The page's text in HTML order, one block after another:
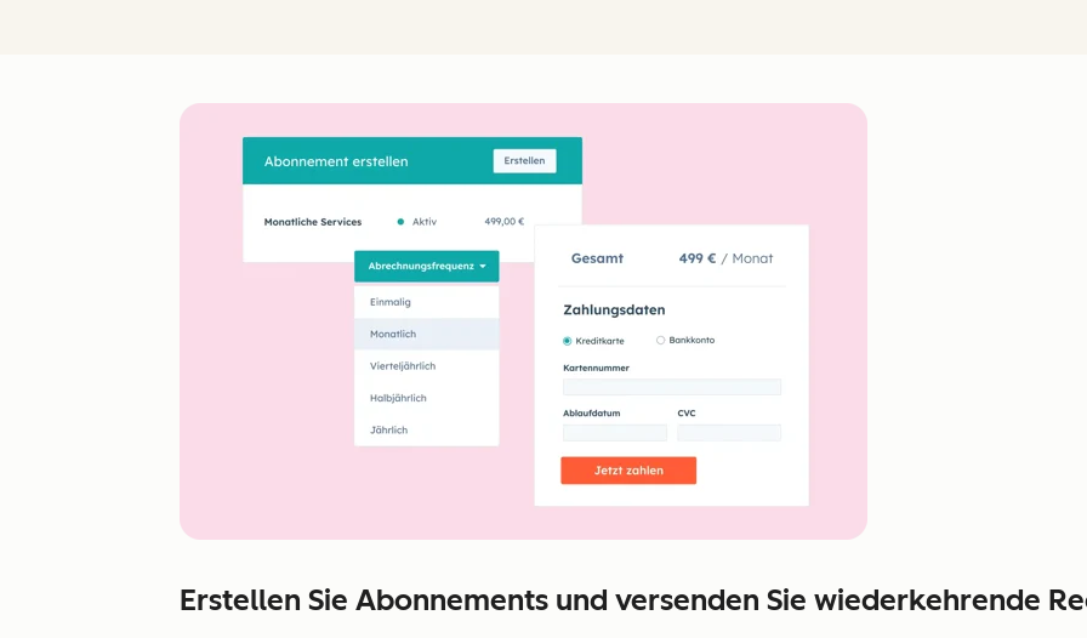
Erstellen Sie Abonnements und versenden Sie wiederkehrende